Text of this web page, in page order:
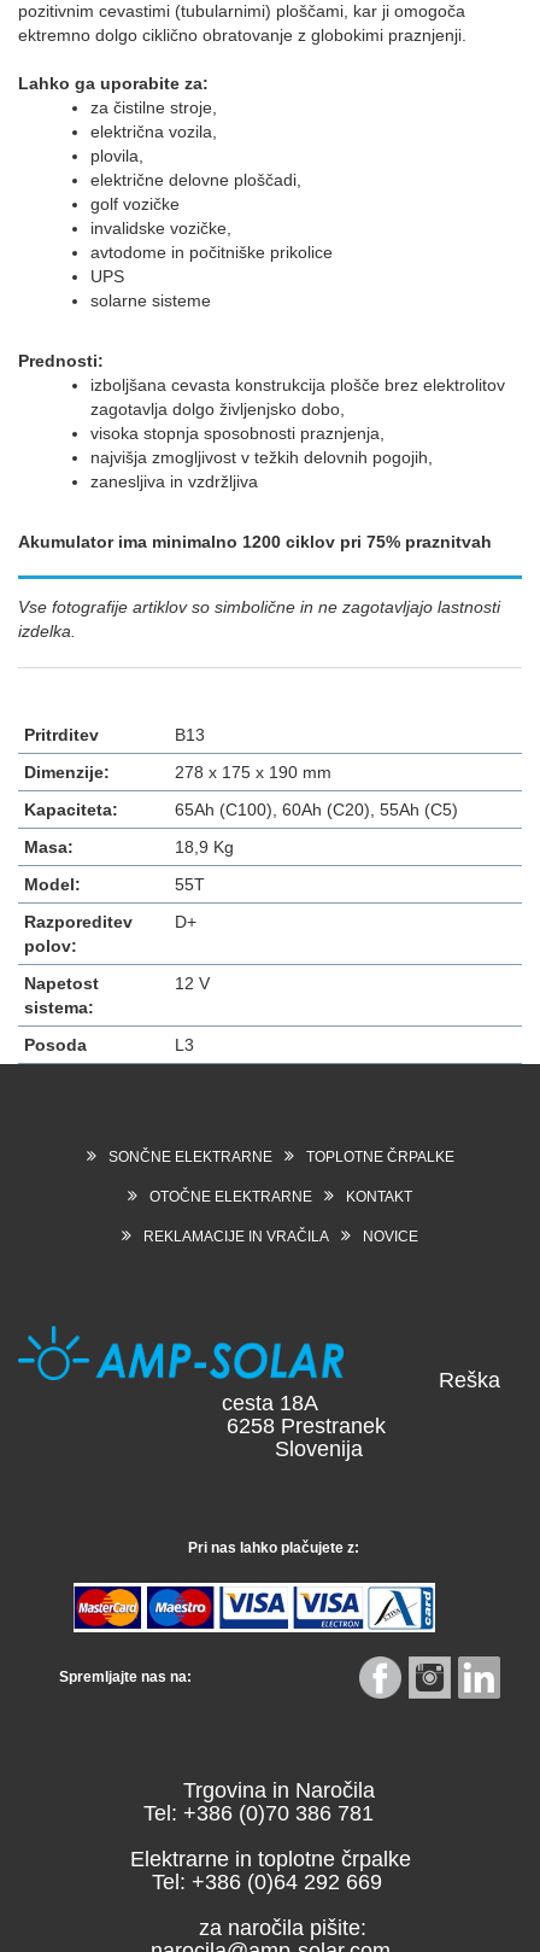
pozitivnim cevastimi (tubularnimi) ploščami, kar ji omogoča
ektremno dolgo ciklično obratovanje z globokimi praznjenji.
Lahko ga uporabite za:
za čistilne stroje,
električna vozila,
plovila,
električne delovne ploščadi,
golf vozičke
invalidske vozičke,
avtodome in počitniške prikolice
UPS
solarne sisteme
Prednosti:
izboljšana cevasta konstrukcija plošče brez elektrolitov
zagotavlja dolgo življenjsko dobo,
visoka stopnja sposobnosti praznjenja,
najvišja zmogljivost v težkih delovnih pogojih,
zanesljiva in vzdržljiva
Akumulator ima minimalno 1200 ciklov pri 75% praznitvah
Vse fotografije artiklov so simbolične in ne zagotavljajo lastnosti
izdelka.
Pritrditev
B13
Dimenzije:
278 x 175 x 190 mm
Kapaciteta:
65Ah (C100), 60Ah (C20), 55Ah (C5)
Masa:
18,9 Kg
Model:
55T
Razporeditev
polov:
D+
Napetost
sistema:
12 V
Posoda L3
SONČNE ELEKTRARNE TOPLOTNE ČRPALKE
OTOČNE ELEKTRARNE KONTAKT
REKLAMACIJE IN VRAČILA NOVICE
Reška
cesta 18A
6258 Prestranek
Slovenija
Pri nas lahko plačujete z:
Spremljajte nas na:
Trgovina in Naročila
Tel: +386 (0)70 386 781
Elektrarne in toplotne črpalke
Tel: +386 (0)64 292 669
za naročila pišite: